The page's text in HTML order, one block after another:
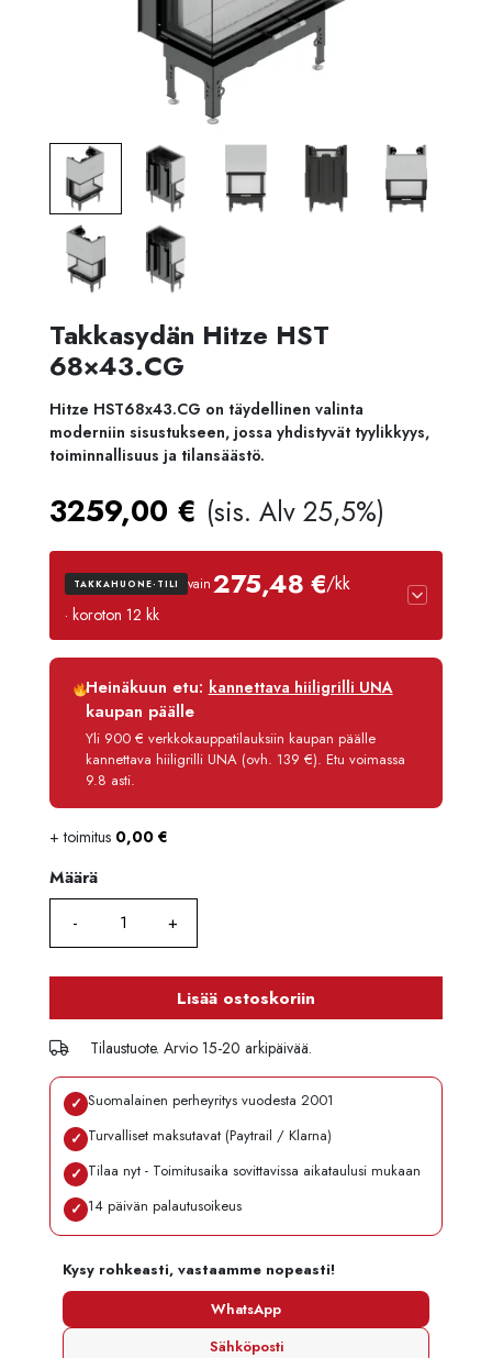
Takkasydän Hitze HST
68×43.CG
Hitze HST68x43.CG on täydellinen valinta
moderniin sisustukseen, jossa yhdistyvät tyylikkyys,
toiminnallisuus ja tilansäästö.
3259,00 € (sis. Alv 25,5%)
TAKKAHUONE-TILI vain275,48 €/kk
· koroton 12 kk
Luottoaika
12 kk
Korko
Käsittelymaksu
3,90 €/kk
Maksettava yhteensä
3 305,80 €
Heinäkuun etu: kannettava hiiligrilli UNA
kaupan päälle
Yli 900 € verkkokauppatilauksiin kaupan päälle
kannettava hiiligrilli UNA (ovh. 139 €). Etu voimassa
9.8 asti.
+ toimitus 0,00 €
Määrä
Määrä
Lisää ostoskoriin
Tilaustuote. Arvio 15-20 arkipäivää.
✓ Suomalainen perheyritys vuodesta 2001
✓ Turvalliset maksutavat (Paytrail / Klarna)
✓ Tilaa nyt - Toimitusaika sovittavissa aikataulusi mukaan
✓ 14 päivän palautusoikeus
Kysy rohkeasti, vastaamme nopeasti!
WhatsApp
Sähköposti